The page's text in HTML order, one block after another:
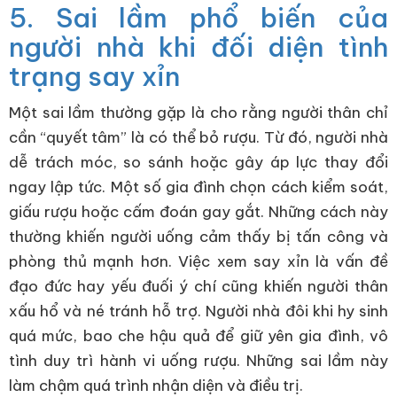
5. Sai lầm phổ biến của
người nhà khi đối diện tình
trạng say xỉn
Một sai lầm thường gặp là cho rằng người thân chỉ
cần “quyết tâm” là có thể bỏ rượu. Từ đó, người nhà
dễ trách móc, so sánh hoặc gây áp lực thay đổi
ngay lập tức. Một số gia đình chọn cách kiểm soát,
giấu rượu hoặc cấm đoán gay gắt. Những cách này
thường khiến người uống cảm thấy bị tấn công và
phòng thủ mạnh hơn. Việc xem say xỉn là vấn đề
đạo đức hay yếu đuối ý chí cũng khiến người thân
xấu hổ và né tránh hỗ trợ. Người nhà đôi khi hy sinh
quá mức, bao che hậu quả để giữ yên gia đình, vô
tình duy trì hành vi uống rượu. Những sai lầm này
làm chậm quá trình nhận diện và điều trị.